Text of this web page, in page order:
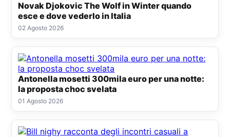
Novak Djokovic The Wolf in Winter quando
esce e dove vederlo in Italia
02 Agosto 2026
Antonella mosetti 300mila euro per una notte:
la proposta choc svelata
01 Agosto 2026